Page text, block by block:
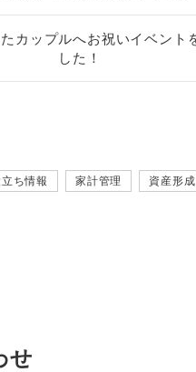
カップルへお祝いイベント
した！
ち情報 家計管理 資産形成
せ